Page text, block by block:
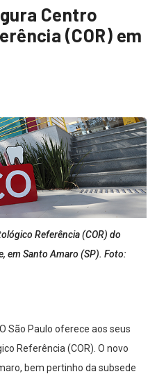
Centro
(COR) em
Referência (COR) do
em Santo Amaro (SP). Foto:
São Paulo oferece aos seus
Referência (COR). O novo
bem pertinho da subsede